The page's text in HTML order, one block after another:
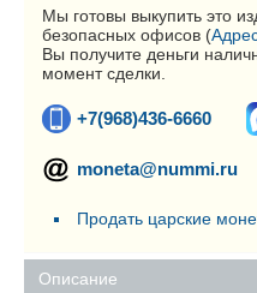
Мы готовы выкупить это
безопасных офисов (
Вы получите деньги
момент сделки.
+7(968)436-6660
moneta@nummi.ru
Продать царские
Описание